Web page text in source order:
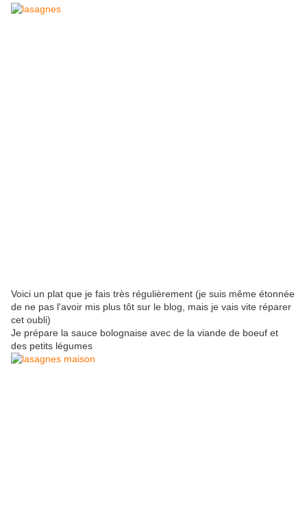
Voici un plat que je fais très régulièrement (je suis même étonnée
de ne pas l'avoir mis plus tôt sur le blog, mais je vais vite réparer
cet oubli)
Je prépare la sauce bolognaise avec de la viande de boeuf et
des petits légumes